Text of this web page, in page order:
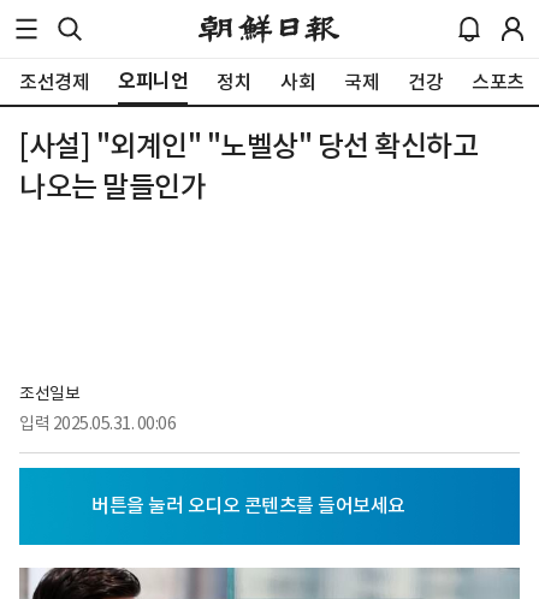
조선경제 오피니언 정치 사회 국제 건강 스포츠
[사설] "외계인" "노벨상" 당선 확신하고
나오는 말들인가
조선일보
입력 2025.05.31. 00:06